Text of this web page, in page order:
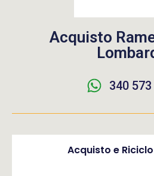
Acquisto
340
Acquisto e